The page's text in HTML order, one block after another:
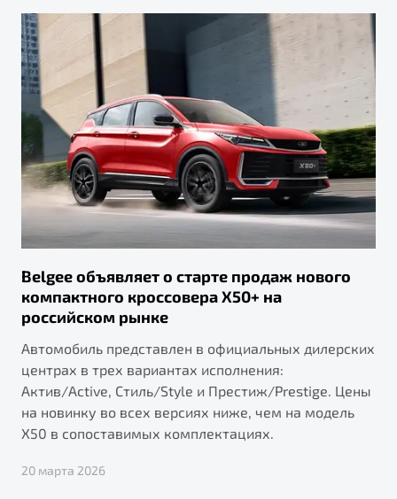
Belgee объявляет о старте продаж нового
компактного кроссовера X50+ на
российском рынке
Автомобиль представлен в официальных дилерских
центрах в трех вариантах исполнения:
Актив/Active, Стиль/Style и Престиж/Prestige. Цены
на новинку во всех версиях ниже, чем на модель
X50 в сопоставимых комплектациях.
20 марта 2026